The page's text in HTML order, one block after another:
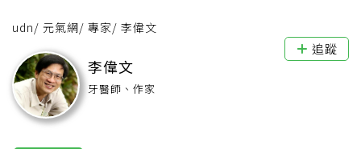
udn/ 元氣網/ 專家/ 李偉文
追蹤
李偉文
牙醫師、作家